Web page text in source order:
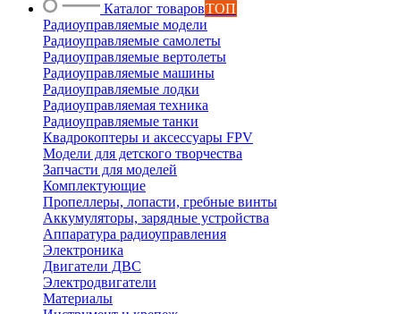
Каталог товаровТОП
Радиоуправляемые модели
Радиоуправляемые самолеты
Радиоуправляемые вертолеты
Радиоуправляемые машины
Радиоуправляемые лодки
Радиоуправляемая техника
Радиоуправляемые танки
Квадрокоптеры и аксессуары FPV
Модели для детского творчества
Запчасти для моделей
Комплектующие
Пропеллеры, лопасти, гребные винты
Аккумуляторы, зарядные устройства
Аппаратура радиоуправления
Электроника
Двигатели ДВС
Электродвигатели
Материалы